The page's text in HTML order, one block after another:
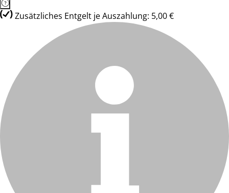
Zusätzliches Entgelt je Auszahlung: 5,00 €